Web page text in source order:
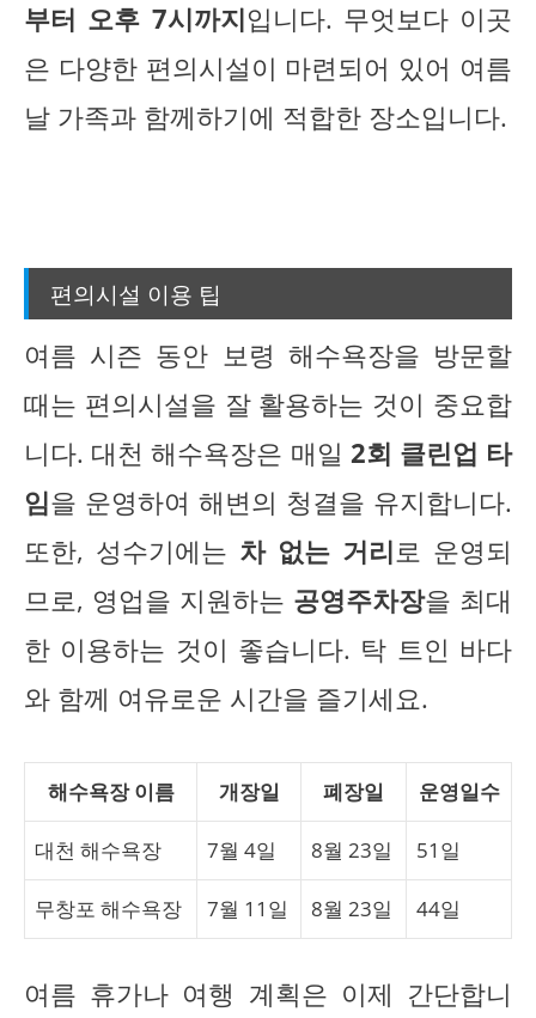
부터 오후 7시까지입니다. 무엇보다 이곳
은 다양한 편의시설이 마련되어 있어 여름
날 가족과 함께하기에 적합한 장소입니다.
편의시설 이용 팁
여름 시즌 동안 보령 해수욕장을 방문할
때는 편의시설을 잘 활용하는 것이 중요합
니다. 대천 해수욕장은 매일 2회 클린업 타
임을 운영하여 해변의 청결을 유지합니다.
또한, 성수기에는 차 없는 거리로 운영되
므로, 영업을 지원하는 공영주차장을 최대
한 이용하는 것이 좋습니다. 탁 트인 바다
와 함께 여유로운 시간을 즐기세요.
해수욕장 이름 개장일 폐장일 운영일수
대천 해수욕장 7월 4일 8월 23일 51일
무창포 해수욕장 7월 11일 8월 23일 44일
여름 휴가나 여행 계획은 이제 간단합니